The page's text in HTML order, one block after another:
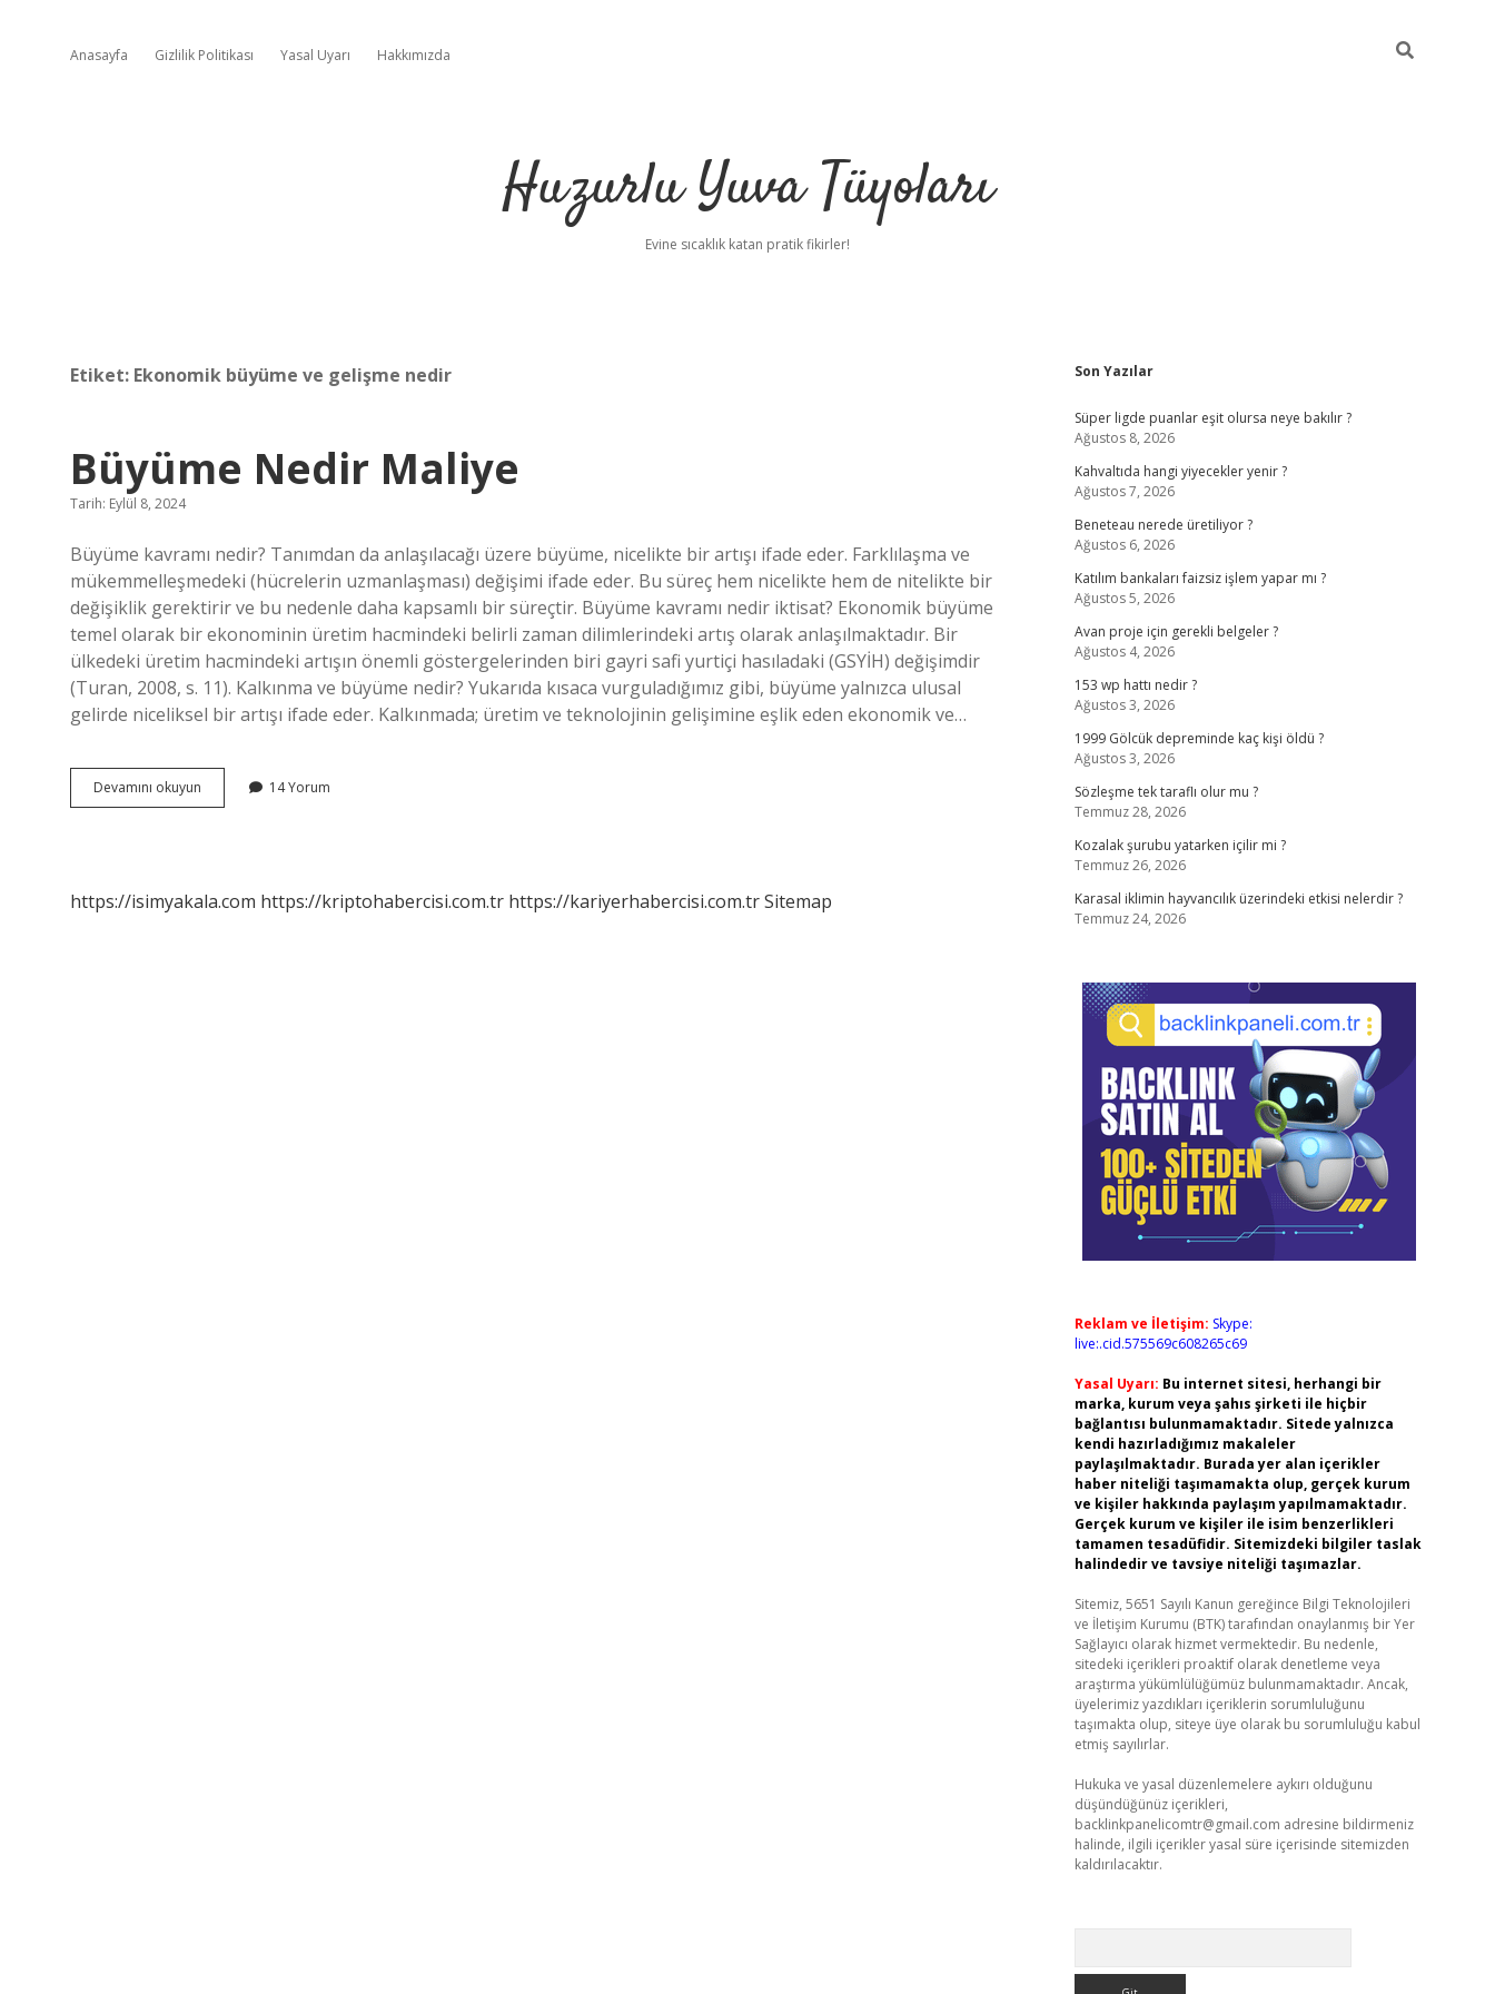
Anasayfa Gizlilik Politikası Yasal Uyarı Hakkımızda
Huzurlu Yuva Tüyoları
Evine sıcaklık katan pratik fikirler!
Etiket: Ekonomik büyüme ve gelişme nedir
Büyüme Nedir Maliye
Tarih: Eylül 8, 2024
Büyüme kavramı nedir? Tanımdan da anlaşılacağı üzere büyüme, nicelikte bir artışı ifade eder. Farklılaşma ve
mükemmelleşmedeki (hücrelerin uzmanlaşması) değişimi ifade eder. Bu süreç hem nicelikte hem de nitelikte bir
değişiklik gerektirir ve bu nedenle daha kapsamlı bir süreçtir. Büyüme kavramı nedir iktisat? Ekonomik büyüme
temel olarak bir ekonominin üretim hacmindeki belirli zaman dilimlerindeki artış olarak anlaşılmaktadır. Bir
ülkedeki üretim hacmindeki artışın önemli göstergelerinden biri gayri safi yurtiçi hasıladaki (GSYİH) değişimdir
(Turan, 2008, s. 11). Kalkınma ve büyüme nedir? Yukarıda kısaca vurguladığımız gibi, büyüme yalnızca ulusal
gelirde niceliksel bir artışı ifade eder. Kalkınmada; üretim ve teknolojinin gelişimine eşlik eden ekonomik ve…
Devamını okuyun Büyüme
Nedir
14 Yorum
https://isimyakala.com https://kriptohabercisi.com.tr https://kariyerhabercisi.com.trSitemap
Sidebar
Son Yazılar
Süper ligde puanlar eşit olursa neye bakılır ?
Ağustos 8, 2026
Kahvaltıda hangi yiyecekler yenir ?
Ağustos 7, 2026
Beneteau nerede üretiliyor ?
Ağustos 6, 2026
Katılım bankaları faizsiz işlem yapar mı ?
Ağustos 5, 2026
Avan proje için gerekli belgeler ?
Ağustos 4, 2026
153 wp hattı nedir ?
Ağustos 3, 2026
1999 Gölcük depreminde kaç kişi öldü ?
Ağustos 3, 2026
Sözleşme tek taraflı olur mu ?
Temmuz 28, 2026
Kozalak şurubu yatarken içilir mi ?
Temmuz 26, 2026
Karasal iklimin hayvancılık üzerindeki etkisi nelerdir ?
Temmuz 24, 2026
Reklam ve İletişim: Skype:
live:.cid.575569c608265c69
Yasal Uyarı: Bu internet sitesi, herhangi bir
marka, kurum veya şahıs şirketi ile hiçbir
bağlantısı bulunmamaktadır. Sitede yalnızca
kendi hazırladığımız makaleler
paylaşılmaktadır. Burada yer alan içerikler
haber niteliği taşımamakta olup, gerçek kurum
ve kişiler hakkında paylaşım yapılmamaktadır.
Gerçek kurum ve kişiler ile isim benzerlikleri
tamamen tesadüfidir. Sitemizdeki bilgiler taslak
halindedir ve tavsiye niteliği taşımazlar.
Sitemiz, 5651 Sayılı Kanun gereğince Bilgi Teknolojileri
ve İletişim Kurumu (BTK) tarafından onaylanmış bir Yer
Sağlayıcı olarak hizmet vermektedir. Bu nedenle,
sitedeki içerikleri proaktif olarak denetleme veya
araştırma yükümlülüğümüz bulunmamaktadır. Ancak,
üyelerimiz yazdıkları içeriklerin sorumluluğunu
taşımakta olup, siteye üye olarak bu sorumluluğu kabul
etmiş sayılırlar.
Hukuka ve yasal düzenlemelere aykırı olduğunu
düşündüğünüz içerikleri,
backlinkpanelicomtr@gmail.com adresine bildirmeniz
halinde, ilgili içerikler yasal süre içerisinde sitemizden
kaldırılacaktır.